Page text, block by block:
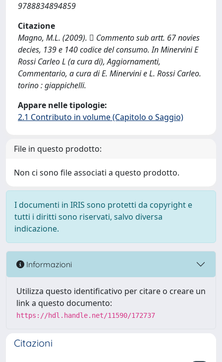
9788834894859
Citazione
Magno, M.L. (2009).  Commento sub artt. 67 novies
decies, 139 e 140 codice del consumo. In Minervini E
Rossi Carleo L (a cura di), Aggiornamenti,
Commentario, a cura di E. Minervini e L. Rossi Carleo.
torino : giappichelli.
Appare nelle tipologie:
2.1 Contributo in volume (Capitolo o Saggio)
File in questo prodotto:
Non ci sono file associati a questo prodotto.
I documenti in IRIS sono protetti da copyright e
tutti i diritti sono riservati, salvo diversa
indicazione.
Informazioni
Utilizza questo identificativo per citare o creare un
link a questo documento:
https://hdl.handle.net/11590/172737
Citazioni